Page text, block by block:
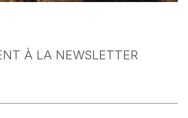
À LA NEWSLETTER